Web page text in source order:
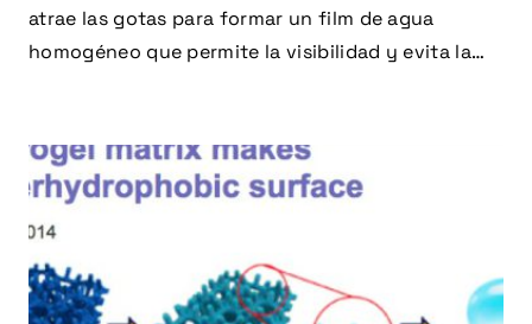
atrae las gotas para formar un film de agua
homogéneo que permite la visibilidad y evita la